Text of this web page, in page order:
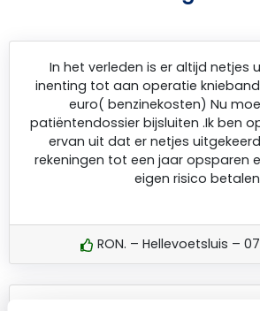
In het verleden is er altijd netjes
inenting tot aan operatie
euro( benzinekosten) Nu
patiëntendossier bijsluiten .Ik ben
ervan uit dat er netjes
rekeningen tot een jaar opsparen
eigen risico
RON. – Hellevoetsluis –